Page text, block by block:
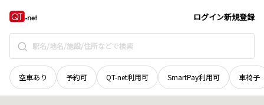
ログイン新規登録
空車あり 予約可 QT-net利用可 SmartPay利用可 車椅子
京都府